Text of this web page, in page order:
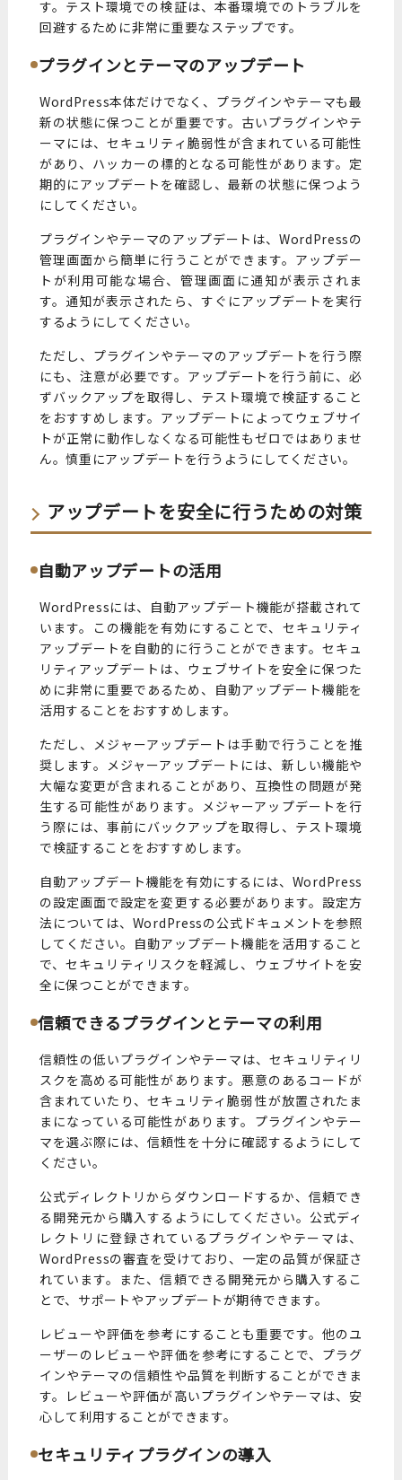
す。テスト環境での検証は、本番環境でのトラブルを
回避するために非常に重要なステップです。
プラグインとテーマのアップデート
WordPress本体だけでなく、プラグインやテーマも最
新の状態に保つことが重要です。古いプラグインやテ
ーマには、セキュリティ脆弱性が含まれている可能性
があり、ハッカーの標的となる可能性があります。定
期的にアップデートを確認し、最新の状態に保つよう
にしてください。
プラグインやテーマのアップデートは、WordPressの
管理画面から簡単に行うことができます。アップデー
トが利用可能な場合、管理画面に通知が表示されま
す。通知が表示されたら、すぐにアップデートを実行
するようにしてください。
ただし、プラグインやテーマのアップデートを行う際
にも、注意が必要です。アップデートを行う前に、必
ずバックアップを取得し、テスト環境で検証すること
をおすすめします。アップデートによってウェブサイ
トが正常に動作しなくなる可能性もゼロではありませ
ん。慎重にアップデートを行うようにしてください。
アップデートを安全に行うための対策
自動アップデートの活用
WordPressには、自動アップデート機能が搭載されて
います。この機能を有効にすることで、セキュリティ
アップデートを自動的に行うことができます。セキュ
リティアップデートは、ウェブサイトを安全に保つた
めに非常に重要であるため、自動アップデート機能を
活用することをおすすめします。
ただし、メジャーアップデートは手動で行うことを推
奨します。メジャーアップデートには、新しい機能や
大幅な変更が含まれることがあり、互換性の問題が発
生する可能性があります。メジャーアップデートを行
う際には、事前にバックアップを取得し、テスト環境
で検証することをおすすめします。
自動アップデート機能を有効にするには、WordPress
の設定画面で設定を変更する必要があります。設定方
法については、WordPressの公式ドキュメントを参照
してください。自動アップデート機能を活用すること
で、セキュリティリスクを軽減し、ウェブサイトを安
全に保つことができます。
信頼できるプラグインとテーマの利用
信頼性の低いプラグインやテーマは、セキュリティリ
スクを高める可能性があります。悪意のあるコードが
含まれていたり、セキュリティ脆弱性が放置されたま
まになっている可能性があります。プラグインやテー
マを選ぶ際には、信頼性を十分に確認するようにして
ください。
公式ディレクトリからダウンロードするか、信頼でき
る開発元から購入するようにしてください。公式ディ
レクトリに登録されているプラグインやテーマは、
WordPressの審査を受けており、一定の品質が保証さ
れています。また、信頼できる開発元から購入するこ
とで、サポートやアップデートが期待できます。
レビューや評価を参考にすることも重要です。他のユ
ーザーのレビューや評価を参考にすることで、プラグ
インやテーマの信頼性や品質を判断することができま
す。レビューや評価が高いプラグインやテーマは、安
心して利用することができます。
セキュリティプラグインの導入